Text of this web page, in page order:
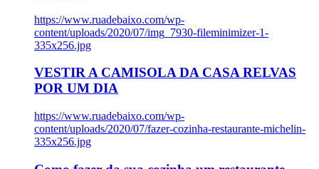
https://www.ruadebaixo.com/wp-
content/uploads/2020/07/img_7930-fileminimizer-1-
335x256.jpg
VESTIR A CAMISOLA DA CASA RELVAS
POR UM DIA
https://www.ruadebaixo.com/wp-
content/uploads/2020/07/fazer-cozinha-restaurante-michelin-
335x256.jpg